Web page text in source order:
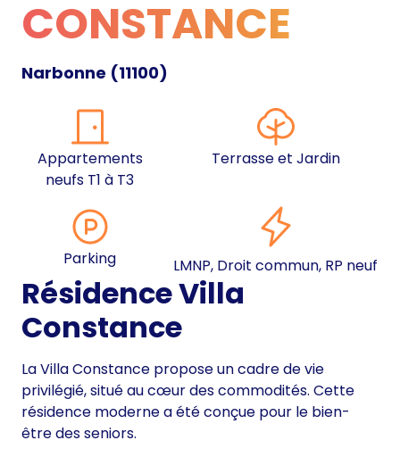
CONSTANCE
Narbonne (11100)
Appartements
neufs T1 à T3
Terrasse et Jardin
Parking LMNP, Droit commun, RP neuf
Résidence Villa
Constance
La Villa Constance propose un cadre de vie
privilégié, situé au cœur des commodités. Cette
résidence moderne a été conçue pour le bien-
être des seniors.